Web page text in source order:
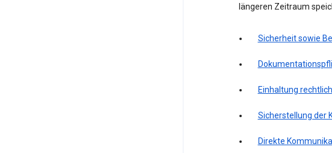
längeren Zeitraum
Sicherheit sowie
Einhaltung
Sicherstellung der
Direkte